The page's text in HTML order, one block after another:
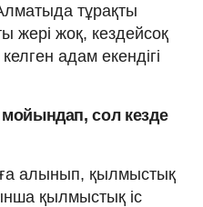
тұрақты
жері жоқ, кездейсоқ
адам екендігі
мойындап, сол кезде
алынып, қылмыстық
қылмыстық іс